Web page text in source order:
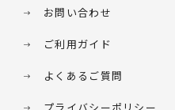
お問い合わせ
ご利用ガイド
よくあるご質問